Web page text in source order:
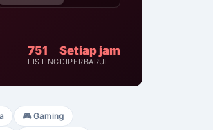
751
LISTING
Setiap jam
DIPERBARUI
🎮 Gaming